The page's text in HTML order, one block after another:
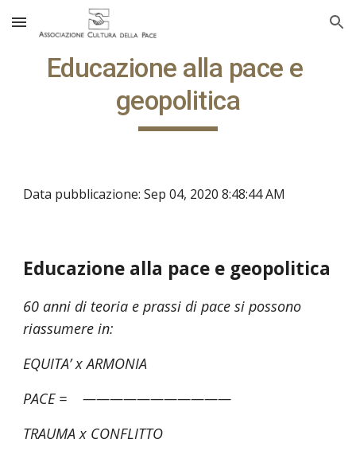
Skip to main content Skip to navigation
Educazione alla pace e
geopolitica
Data pubblicazione: Sep 04, 2020 8:48:44 AM
Educazione alla pace e geopolitica
60 anni di teoria e prassi di pace si possono
riassumere in:
EQUITA’ x ARMONIA
PACE =    ———————————
TRAUMA x CONFLITTO